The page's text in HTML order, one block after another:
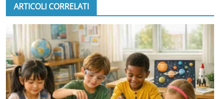
ARTICOLI CORRELATI